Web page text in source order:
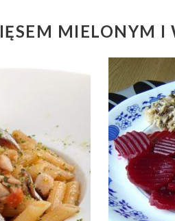
MIELONYM I